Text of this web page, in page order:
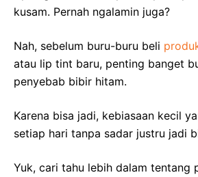
kusam. Pernah ngalamin juga?
Nah, sebelum buru-buru beli
atau lip tint baru, penting banget
penyebab bibir hitam.
Karena bisa jadi, kebiasaan kecil
setiap hari tanpa sadar justru jadi
Yuk, cari tahu lebih dalam tentang